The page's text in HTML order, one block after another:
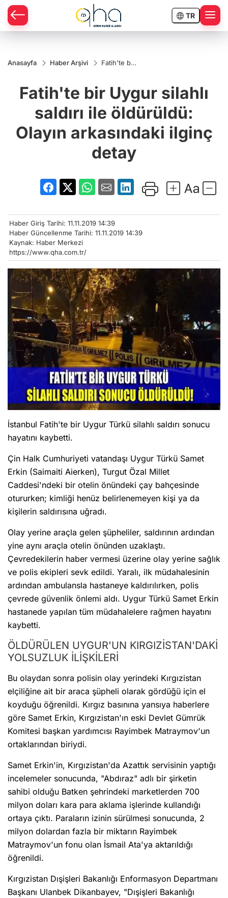
TR
Anasayfa Haber Arşivi
Fatih'te bir
saldırı ile
öldürüldü:
arkasındaki
ilginç
detay
Fatih'te bir Uygur silahlı
saldırı ile öldürüldü:
Olayın arkasındaki ilginç
detay
Haber Giriş Tarihi: 11.11.2019 14:39
Haber Güncellenme Tarihi: 11.11.2019 14:39
Kaynak: Haber Merkezi
https://www.qha.com.tr/
İstanbul Fatih'te bir Uygur Türkü silahlı saldırı sonucu
hayatını kaybetti.
Çin Halk Cumhuriyeti vatandaşı Uygur Türkü Samet
Erkin (Saimaiti Aierken), Turgut Özal Millet
Caddesi'ndeki bir otelin önündeki çay bahçesinde
otururken; kimliği henüz belirlenemeyen kişi ya da
kişilerin saldırısına uğradı.
Olay yerine araçla gelen şüpheliler, saldırının ardından
yine aynı araçla otelin önünden uzaklaştı.
Çevredekilerin haber vermesi üzerine olay yerine sağlık
ve polis ekipleri sevk edildi. Yaralı, ilk müdahalesinin
ardından ambulansla hastaneye kaldırılırken, polis
çevrede güvenlik önlemi aldı. Uygur Türkü Samet Erkin
hastanede yapılan tüm müdahalelere rağmen hayatını
kaybetti.
ÖLDÜRÜLEN UYGUR'UN KIRGIZİSTAN'DAKİ
YOLSUZLUK İLİŞKİLERİ
Bu olaydan sonra polisin olay yerindeki Kırgızistan
elçiliğine ait bir araca şüpheli olarak gördüğü için el
koyduğu öğrenildi. Kırgız basınına yansıya haberlere
göre Samet Erkin, Kırgızistan'ın eski Devlet Gümrük
Komitesi başkan yardımcısı Rayimbek Matraymov'un
ortaklarından biriydi.
Samet Erkin'in, Kırgızistan'da Azattık servisinin yaptığı
incelemeler sonucunda, "Abdıraz" adlı bir şirketin
sahibi olduğu Batken şehrindeki marketlerden 700
milyon doları kara para aklama işlerinde kullandığı
ortaya çıktı. Paraların izinin sürülmesi sonucunda, 2
milyon dolardan fazla bir miktarın Rayimbek
Matraymov'un fonu olan İsmail Ata'ya aktarıldığı
öğrenildi.
Kırgızistan Dışişleri Bakanlığı Enformasyon Departmanı
Başkanı Ulanbek Dikanbayev, "Dışişleri Bakanlığı